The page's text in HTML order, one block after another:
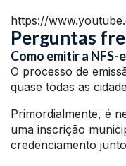
https://
Perguntas
Como emitir a NFS-
O processo de
quase todas as
Primordialmente, é
uma inscrição
credenciamento